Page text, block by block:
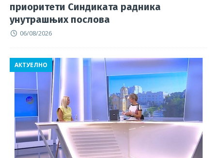
приоритети Синдиката радника
унутрашњих послова
06/08/2026
АКТУЕЛНО